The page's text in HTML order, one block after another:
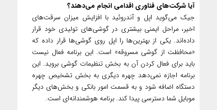
آیا شرکت‌های فناوری اقدامی انجام می‌دهند؟
جیک می‌گوید اپل و آندروئید با افزایش میزان سرقت‌های
اخیر، مراحل ایمنی بیشتری در گوشی‌های تولیدی خود قرار
داده‌اند. یکی از بهترین‌ها را اپل روی گوشی‌ها قرار داده که
«محافظت از گوشی مسروقه» است. این برنامه فعال نیست
باید برای فعال کردن آن به بخش تنظیمات گوشی بروید. این
برنامه اجازه نمی‌دهد چهره دیگری به بخش تشخیص چهره
دستگاه اضافه شود و به قسمت امور بانکی و بخش‌‌های دیگر
موبایل شما دسترسی پیدا کند. برنامه هوشمندانه‌ای است.